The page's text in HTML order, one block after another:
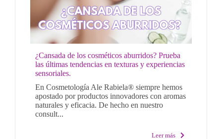
¿Cansada de los cosméticos aburridos? Prueba
las últimas tendencias en texturas y experiencias
sensoriales.
En Cosmetología Ale Rabiela® siempre hemos
apostado por productos innovadores con aromas
naturales y eficacia. De hecho en nuestro
consult...
Leer más